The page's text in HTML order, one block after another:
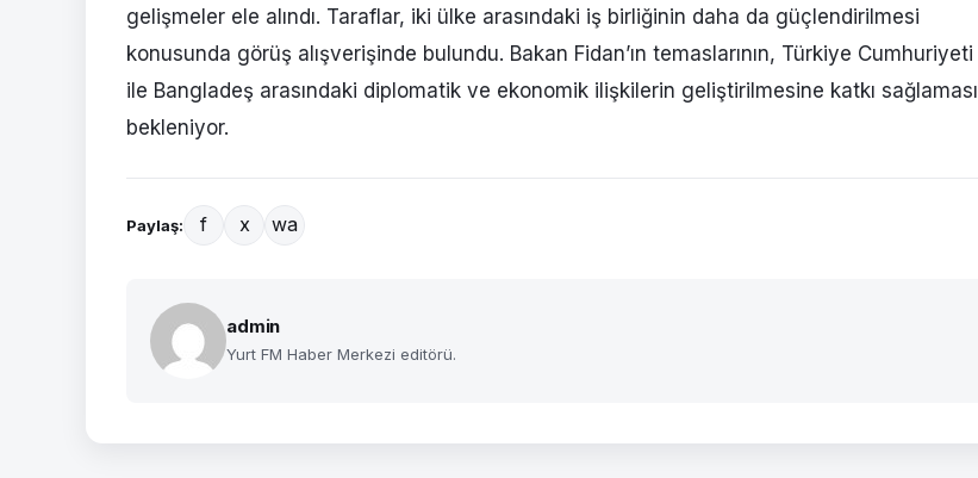
gelişmeler ele alındı. Taraflar, iki ülke arasındaki iş birliğinin daha da güçlendirilmesi
konusunda görüş alışverişinde bulundu. Bakan Fidan’ın temaslarının, Türkiye Cumhuriyeti
ile Bangladeş arasındaki diplomatik ve ekonomik ilişkilerin geliştirilmesine katkı sağlaması
bekleniyor.
Paylaş: f x wa
admin
Yurt FM Haber Merkezi editörü.